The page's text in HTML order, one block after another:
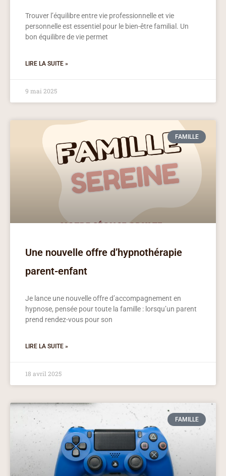
Trouver l’équilibre entre vie professionnelle et vie
personnelle est essentiel pour le bien-être familial. Un
bon équilibre de vie permet
LIRE LA SUITE »
9 mai 2025
FAMILLE
Une nouvelle offre d’hypnothérapie
parent-enfant
Je lance une nouvelle offre d’accompagnement en
hypnose, pensée pour toute la famille : lorsqu’un parent
prend rendez-vous pour son
LIRE LA SUITE »
18 avril 2025
FAMILLE